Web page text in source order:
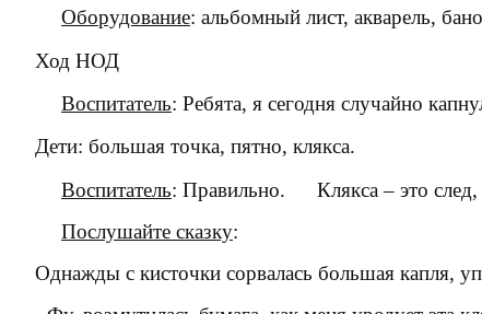
Оборудование: альбомный лист, акварель,
Ход НОД
Воспитатель: Ребята, я сегодня случайно
Дети: большая точка, пятно, клякса.
Воспитатель: Правильно. Клякса – это след,
Послушайте сказку:
Однажды с кисточки сорвалась большая капля,